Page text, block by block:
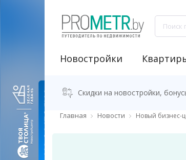
Новостройки
Скидки на новостройки,
Главная Новости Новый бизнес-